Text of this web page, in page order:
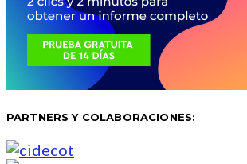
PARTNERS Y COLABORACIONES: